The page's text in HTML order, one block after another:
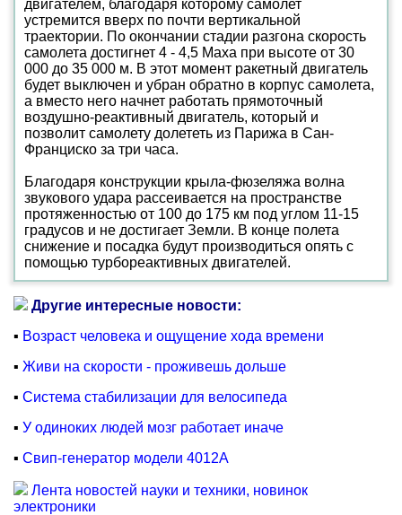
двигателем, благодаря которому самолет
устремится вверх по почти вертикальной
траектории. По окончании стадии разгона скорость
самолета достигнет 4 - 4,5 Маха при высоте от 30
000 до 35 000 м. В этот момент ракетный двигатель
будет выключен и убран обратно в корпус самолета,
а вместо него начнет работать прямоточный
воздушно-реактивный двигатель, который и
позволит самолету долететь из Парижа в Сан-
Франциско за три часа.
Благодаря конструкции крыла-фюзеляжа волна
звукового удара рассеивается на пространстве
протяженностью от 100 до 175 км под углом 11-15
градусов и не достигает Земли. В конце полета
снижение и посадка будут производиться опять с
помощью турбореактивных двигателей.
Другие интересные новости:
▪ Возраст человека и ощущение хода времени
▪ Живи на скорости - проживешь дольше
▪ Система стабилизации для велосипеда
▪ У одиноких людей мозг работает иначе
▪ Свип-генератор модели 4012A
Лента новостей науки и техники, новинок
электроники